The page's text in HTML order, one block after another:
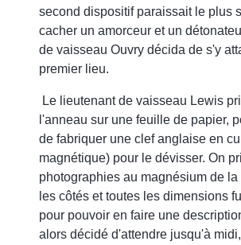
second dispositif paraissait le plus
cacher un amorceur et un
de vaisseau Ouvry décida de s'y
premier lieu.
Le lieutenant de vaisseau Lewis
l'anneau sur une feuille de papier,
de fabriquer une clef anglaise en
magnétique) pour le dévisser. On
photographies au magnésium de
les côtés et toutes les dimensions
pour pouvoir en faire une
alors décidé d'attendre jusqu'à